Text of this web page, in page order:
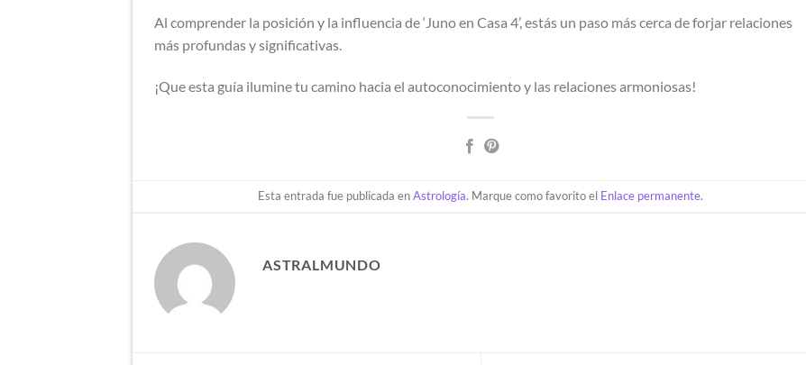
Al comprender la posición y la influencia de ‘Juno en Casa 4’, estás un paso más cerca de forjar relaciones
más profundas y significativas.
¡Que esta guía ilumine tu camino hacia el autoconocimiento y las relaciones armoniosas!
Esta entrada fue publicada enAstrología. Marque como favorito el Enlace permanente.
ASTRALMUNDO